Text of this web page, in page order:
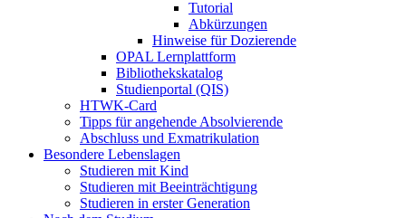
Tutorial
Abkürzungen
Hinweise für Dozierende
OPAL Lernplattform
Bibliothekskatalog
Studienportal (QIS)
HTWK-Card
Tipps für angehende Absolvierende
Abschluss und Exmatrikulation
Besondere Lebenslagen
Studieren mit Kind
Studieren mit Beeinträchtigung
Studieren in erster Generation